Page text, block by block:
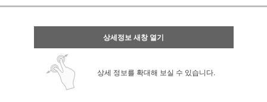
상세정보 새창 열기
상세 정보를 확대해 보실 수 있습니다.